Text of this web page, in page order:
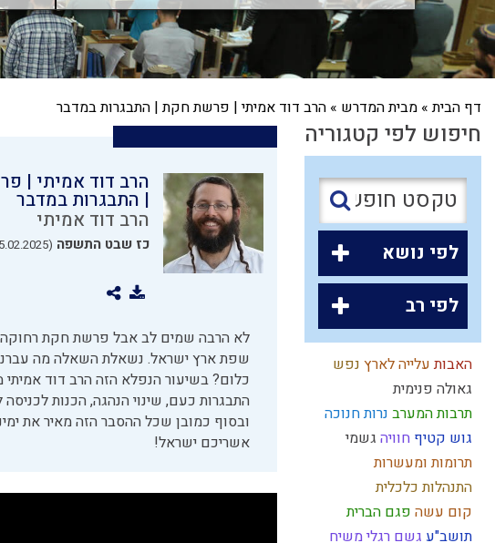
דף הבית» מבית המדרש » הרב דוד אמיתי | פרשת חקת | התבגרות במדבר
חיפוש לפי קטגוריה
לפי נושא
לפי רב
האבותעלייה לארץ נפש
גאולה פנימית
תרבות המערב נרות חנוכה
גוש קטיף חוויה גשמי
תרומות ומעשרות
התנהלות כלכלית
קום עשה פגם הברית
תושב"ע גשם רגלי משיח
הרב דוד אמיתי |
| התבגרות במדבר
הרב דוד אמיתי
כז שבט התשפה (25.02.2025)
כלום? בשיעור הנפלא הזה הרב דוד
התבגרות כעם, שינוי הנהגה, הכנות
ובסוף כמובן שכל ההסבר הזה מאיר את
אשריכם ישראל!